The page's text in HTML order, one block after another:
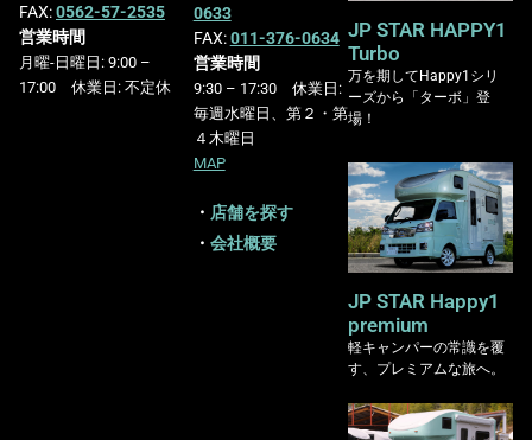
FAX:0562-57-2535
営業時間
月曜-日曜日: 9:00 –
17:00 休業日: 不定休
0633
FAX:011-376-0634
営業時間
9:30 – 17:30 休業日:
毎週水曜日、第２・第
４木曜日
MAP
・ 店舗を探す
・ 会社概要
JP STAR HAPPY1
Turbo
万を期してHappy1シリ
ーズから「ターボ」登
場！
JP STAR Happy1
premium
軽キャンパーの常識を覆
す、プレミアムな旅へ。